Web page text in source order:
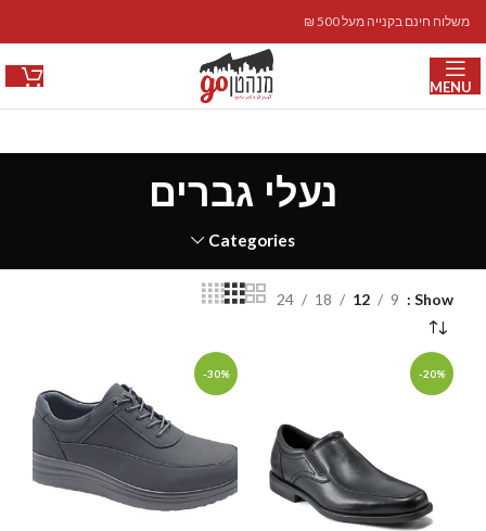
משלוח חינם בקנייה מעל 500 ₪
MENU
נעלי גברים
Categories
Show
9
12
18
24
-20%
-30%